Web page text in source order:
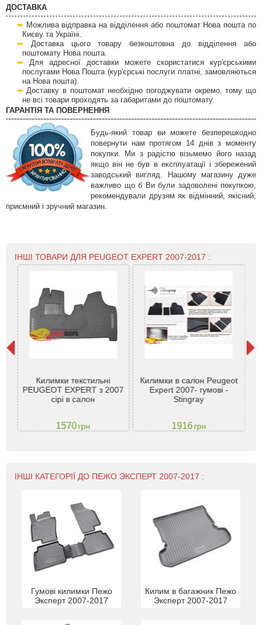
ДОСТАВКА
Можлива відправка на відділення або поштомат Нова пошта по
Києву та Україні.
Доставка цього товару безкоштовна до відділення або
поштомату Нова пошта.
Для адресної доставки можете скористатися кур'єрськими
послугами Нова Пошта (кур'єрські послуги платні, замовляються
на Нова пошта).
Доставку в поштомат необхідно погоджувати окремо, тому що
не всі товари проходять за габаритами до поштомату.
ГАРАНТІЯ ТА ПОВЕРНЕННЯ
Будь-який товар ви можете безперешкодно
повернути нам протягом 14 днів з моменту
покупки. Ми з радістю візьмемо його назад
якщо він не був в експлуатації і збережений
заводський вигляд. Нашому магазину дуже
важливо що б Ви були задоволені покупкою,
рекомендували друзям як відмінний, якісний,
приємний і зручний магазин.
ІНШІ ТОВАРИ ДЛЯ PEUGEOT EXPERT 2007-2017 :
Килимки текстильні
PEUGEOT EXPERT з 2007
сірі в салон
1570грн
Килимки в салон Peugeot
Expert 2007- гумові -
Stingray
1916грн
ІНШІ КАТЕГОРІЇ ДО ПЕЖО ЭКСПЕРТ 2007-2017 :
Гумові килимки Пежо
Эксперт 2007-2017
Килим в багажник Пежо
Эксперт 2007-2017